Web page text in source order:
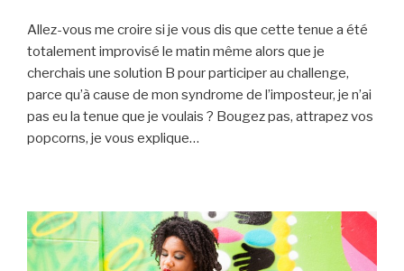
Allez-vous me croire si je vous dis que cette tenue a été
totalement improvisé le matin même alors que je
cherchais une solution B pour participer au challenge,
parce qu’à cause de mon syndrome de l’imposteur, je n’ai
pas eu la tenue que je voulais ? Bougez pas, attrapez vos
popcorns, je vous explique…